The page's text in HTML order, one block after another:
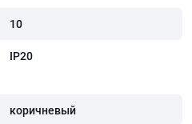
10
IP20
коричневый